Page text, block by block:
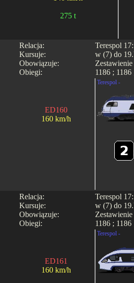
275 t
Relacja:
Kursuje:
Obowiązuje:
Obiegi:
Terespol
w (7) do
1186 ; 1186
ED160
160 km/h
Terespol -
Relacja:
Kursuje:
Obowiązuje:
Obiegi:
Terespol
w (7) do
1186 ; 1186
ED161
160 km/h
Terespol -